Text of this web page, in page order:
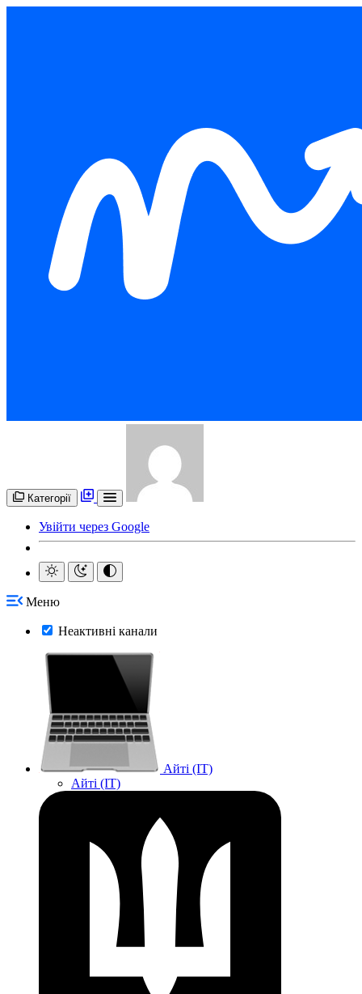
Категорії
Увійти через Google
Меню
Неактивні канали
Айті (IT)
Айті (IT)